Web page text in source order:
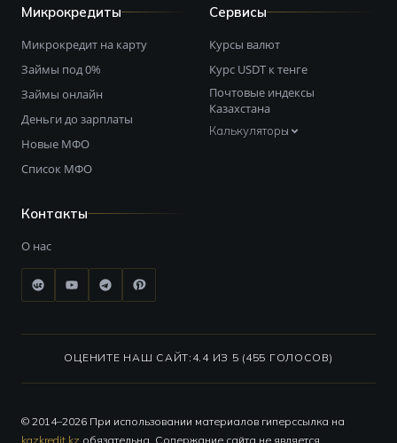
Микрокредиты
Микрокредит на карту
Займы под 0%
Займы онлайн
Деньги до зарплаты
Новые МФО
Список МФО
Сервисы
Курсы валют
Курс USDT к тенге
Почтовые индексы
Казахстана
Калькуляторы
Контакты
О нас
ОЦЕНИТЕ НАШ САЙТ: 4.4 ИЗ 5 (455 ГОЛОСОВ)
© 2014–2026 При использовании материалов гиперссылка на
kazkredit.kz обязательна. Содержание сайта не является